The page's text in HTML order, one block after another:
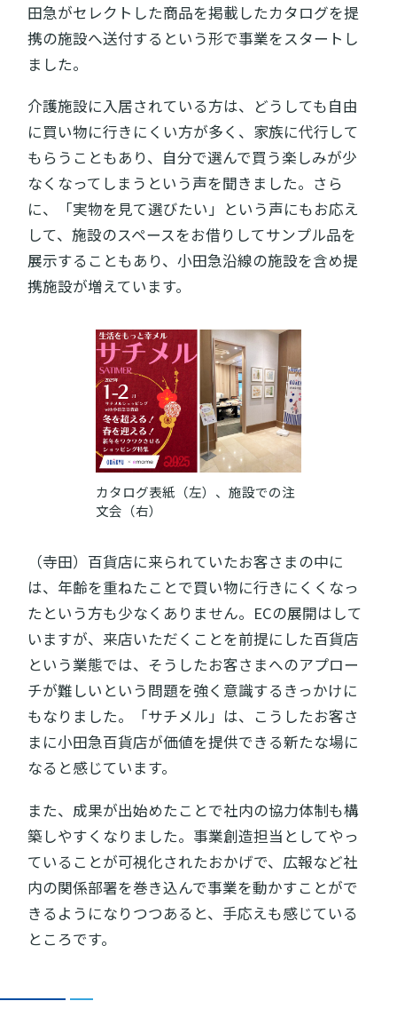
田急がセレクトした商品を掲載したカタログを提
携の施設へ送付するという形で事業をスタートし
ました。
介護施設に入居されている方は、どうしても自由
に買い物に行きにくい方が多く、家族に代行して
もらうこともあり、自分で選んで買う楽しみが少
なくなってしまうという声を聞きました。さら
に、「実物を見て選びたい」という声にもお応え
して、施設のスペースをお借りしてサンプル品を
展示することもあり、小田急沿線の施設を含め提
携施設が増えています。
カタログ表紙（左）、施設での注
文会（右）
（寺田）百貨店に来られていたお客さまの中に
は、年齢を重ねたことで買い物に行きにくくなっ
たという方も少なくありません。ECの展開はして
いますが、来店いただくことを前提にした百貨店
という業態では、そうしたお客さまへのアプロー
チが難しいという問題を強く意識するきっかけに
もなりました。「サチメル」は、こうしたお客さ
まに小田急百貨店が価値を提供できる新たな場に
なると感じています。
また、成果が出始めたことで社内の協力体制も構
築しやすくなりました。事業創造担当としてやっ
ていることが可視化されたおかげで、広報など社
内の関係部署を巻き込んで事業を動かすことがで
きるようになりつつあると、手応えも感じている
ところです。